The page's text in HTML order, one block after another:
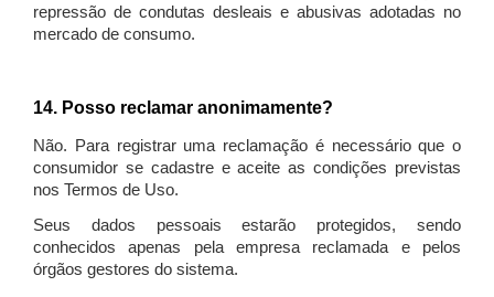
repressão de condutas desleais e abusivas adotadas no
mercado de consumo.
14. Posso reclamar anonimamente?
Não. Para registrar uma reclamação é necessário que o
consumidor se cadastre e aceite as condições previstas
nos Termos de Uso.
Seus dados pessoais estarão protegidos, sendo
conhecidos apenas pela empresa reclamada e pelos
órgãos gestores do sistema.